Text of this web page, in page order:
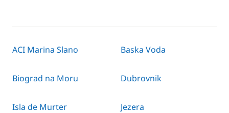
ACI Marina Slano Baska Voda
Biograd na Moru Dubrovnik
Isla de Murter Jezera